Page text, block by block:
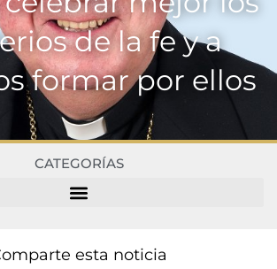
de la fe y a
formar por ellos
CATEGORÍAS
esta noticia